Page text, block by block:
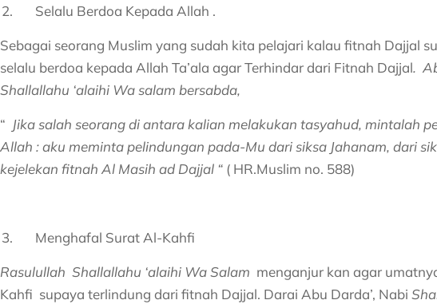
Selalu Berdoa Kepada Allah .
Sebagai seorang Muslim yang sudah kita pelajari kalau fitnah Dajjal
selalu berdoa kepada Allah Ta’ala agar Terhindar dari Fitnah Dajjal.
Shallallahu ‘alaihi Wa salam bersabda,
“ Jika salah seorang di antara kalian melakukan tasyahud, mintalah
Allah : aku meminta pelindungan pada-Mu dari siksa Jahanam, dari
kejelekan fitnah Al Masih ad Dajjal “ ( HR.Muslim no. 588)
Menghafal Surat Al-Kahfi
Rasulullah Shallallahu ‘alaihi Wa Salam menganjur kan agar
Kahfi supaya terlindung dari fitnah Dajjal. Darai Abu Darda’, Nabi